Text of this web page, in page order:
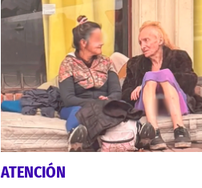
ATENCIÓN